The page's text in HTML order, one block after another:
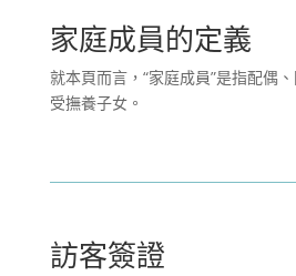
家庭成員的定義
就本頁而言，“家庭成員”是指配偶
受撫養子女。
訪客簽證